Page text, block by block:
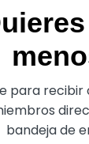
mayor
para recibir
bandeja de